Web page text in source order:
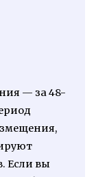
— за 48-
Если вы